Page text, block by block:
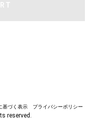
基づく表示 プライバシーポリシー
reserved.